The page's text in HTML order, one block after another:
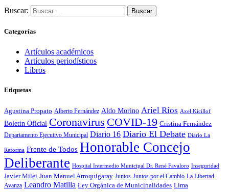
Buscar:
Categorías
Artículos académicos
Artículos periodísticos
Libros
Etiquetas
Agustina Propato Alberto Fernández Aldo Morino Ariel Ríos Axel Kicillof
Boletín Oficial Coronavirus COVID-19 Cristina Fernández
Departamento Ejecutivo Municipal Diario 16 Diario El Debate Diario La
Reforma Frente de Todos Honorable Concejo
Deliberante Hospital Intermedio Municipal Dr. René Favaloro Inseguridad
Javier Milei Juan Manuel Arroquigaray Juntos Juntos por el Cambio La Libertad
Avanza Leandro Matilla Ley Orgánica de Municipalidades Lima